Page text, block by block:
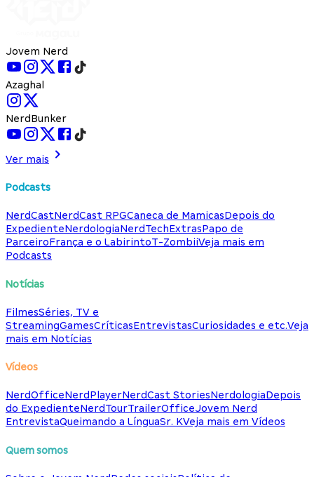
Jovem Nerd
Azaghal
NerdBunker
Ver mais
Podcasts
NerdCastNerdCast RPGCaneca de MamicasDepois do
ExpedienteNerdologiaNerdTechExtrasPapo de
ParceiroFrança e o LabirintoT-ZombiiVeja mais em
Podcasts
Notícias
FilmesSéries, TV e
StreamingGamesCríticasEntrevistasCuriosidades e etc.Veja
mais em Notícias
Vídeos
NerdOfficeNerdPlayerNerdCast StoriesNerdologiaDepois
do ExpedienteNerdTourTrailerOfficeJovem Nerd
EntrevistaQueimando a LínguaSr. KVeja mais em Vídeos
Quem somos